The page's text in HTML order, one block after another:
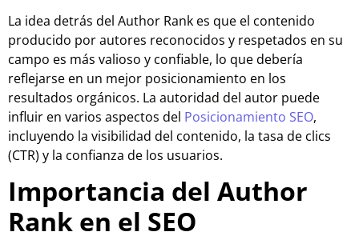
La idea detrás del Author Rank es que el contenido
producido por autores reconocidos y respetados en su
campo es más valioso y confiable, lo que debería
reflejarse en un mejor posicionamiento en los
resultados orgánicos. La autoridad del autor puede
influir en varios aspectos del Posicionamiento SEO,
incluyendo la visibilidad del contenido, la tasa de clics
(CTR) y la confianza de los usuarios.
Importancia del Author
Rank en el SEO